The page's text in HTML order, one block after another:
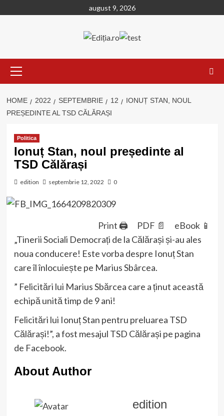
to
august 9, 2026
Menu
HOME 2022 SEPTEMBRIE 12
IONUȚ STAN, NOUL
PREȘEDINTE AL TSD CĂLĂRAȘI
Politica
Ionuț Stan, noul președinte al
TSD Călărași
edition septembrie 12, 2022 0
Print 🖨 PDF 📄
eBook 📱
„Tinerii Sociali Democrați de la Călărași și-au ales
noua conducere! Este vorba despre Ionuț Stan
care îl înlocuiește pe Marius Sbârcea.
” Felicitări lui Marius Sbărcea care a ținut această
echipă unită timp de 9 ani!
Felicitări lui Ionuț Stan pentru preluarea TSD
Călărași!”, a fost mesajul TSD Călărași pe pagina
de Facebook.
About Author
edition